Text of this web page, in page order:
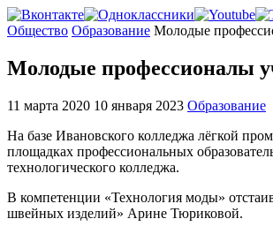
Главная
Общество Образование Молодые
Молодые профессионалы
11 марта 2020 10 января 2023 Образование
На базе Ивановского колледжа лёгкой
площадках профессиональных
технологического колледжа.
В компетенции «Технология моды»
швейных изделий» Арине Тюриковой.